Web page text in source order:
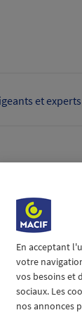
et experts
de
En acceptant
votre
vos besoins et
sociaux. Les
nos annonces